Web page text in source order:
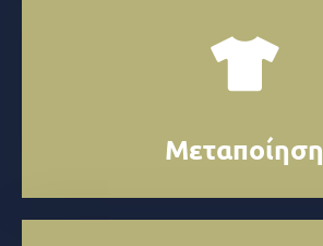
Μεταποίηση